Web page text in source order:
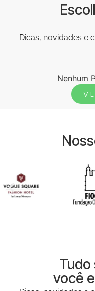
Dicas, novidades e
Nenhum
Tudo
você